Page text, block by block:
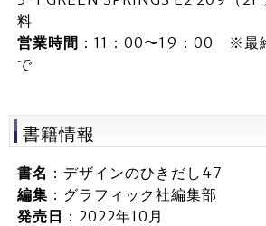
料
営業時間 ：11：00〜19：00 ※最
で
書籍情報
書名 ：デザインのひきだし47
編集 ：グラフィック社編集部
発売日 ：2022年10月